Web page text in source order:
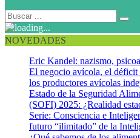
NOVEDADES
Eric Kandel: nazismo,
El negocio avícola, el déficit
los productores avícolas
Estado de la Seguridad
(SOFI) 2025: ¿Realidad
Serie: Consciencia e
futuro “ilimitado” de la